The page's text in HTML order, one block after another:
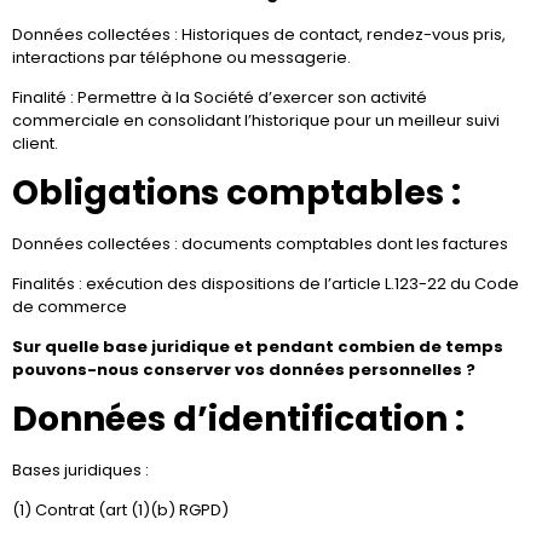
Données collectées : Historiques de contact, rendez-vous pris,
interactions par téléphone ou messagerie.
Finalité : Permettre à la Société d’exercer son activité
commerciale en consolidant l’historique pour un meilleur suivi
client.
Obligations comptables :
Données collectées : documents comptables dont les factures
Finalités : exécution des dispositions de l’article L.123-22 du Code
de commerce
Sur quelle base juridique et pendant combien de temps
pouvons-nous conserver vos données personnelles ?
Données d’identification :
Bases juridiques :
(1) Contrat (art (1)(b) RGPD)